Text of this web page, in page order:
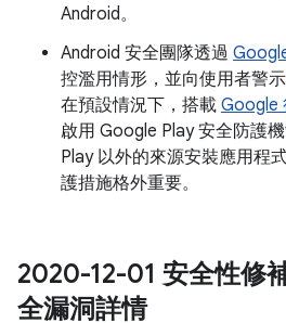
Android。
Android 安全團隊透過
控濫用情形，並向使用者警示
在預設情況下，搭載 Google
啟用 Google Play 安全防護
Play 以外的來源安裝應用程
護措施格外重要。
2020-12-01 安全性修
全漏洞詳情